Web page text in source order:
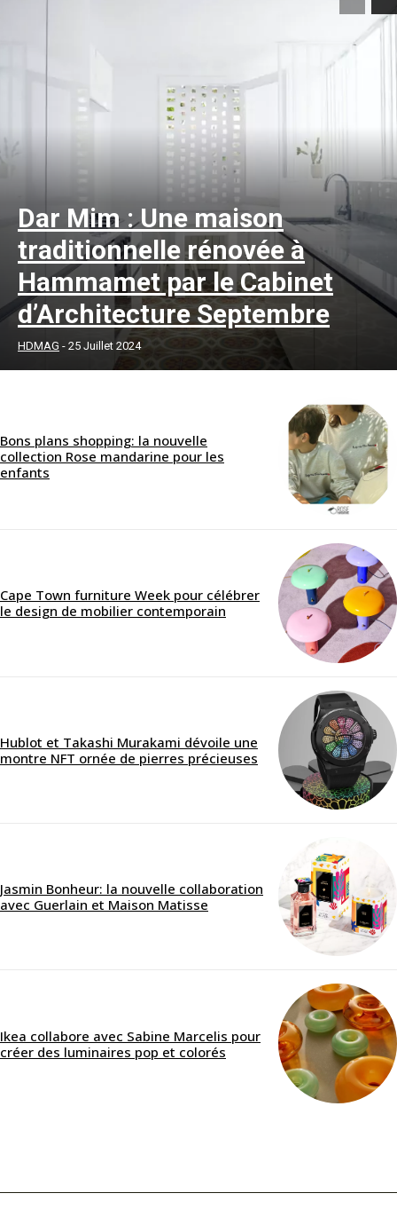
Dar Mim : Une maison
traditionnelle rénovée à
Hammamet par le Cabinet
d’Architecture Septembre
HDMAG - 25 Juillet 2024
Bons plans shopping: la nouvelle
collection Rose mandarine pour les
enfants
Cape Town furniture Week pour célébrer
le design de mobilier contemporain
Hublot et Takashi Murakami dévoile une
montre NFT ornée de pierres précieuses
Jasmin Bonheur: la nouvelle collaboration
avec Guerlain et Maison Matisse
Ikea collabore avec Sabine Marcelis pour
créer des luminaires pop et colorés